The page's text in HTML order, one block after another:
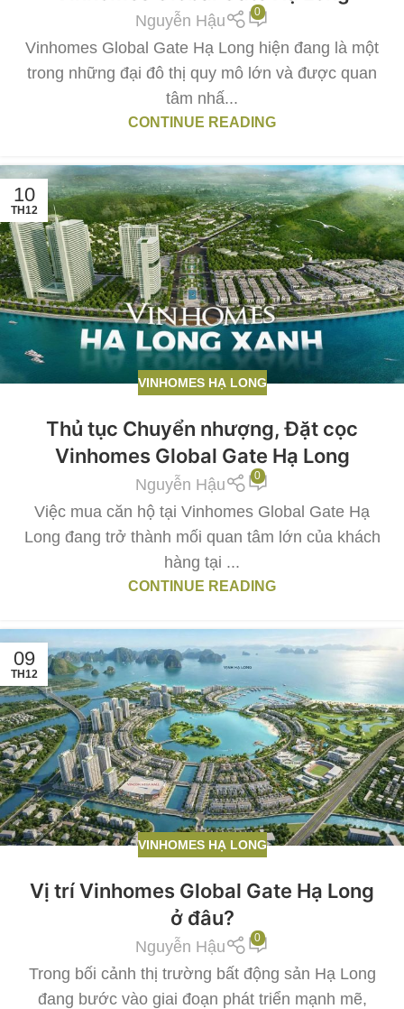
Nguyễn Hậu 0
Vinhomes Global Gate Hạ Long hiện đang là một
trong những đại đô thị quy mô lớn và được quan
tâm nhấ...
CONTINUE READING
10
TH12
VINHOMES HẠ LONG
Thủ tục Chuyển nhượng, Đặt cọc
Vinhomes Global Gate Hạ Long
Nguyễn Hậu 0
Việc mua căn hộ tại Vinhomes Global Gate Hạ
Long đang trở thành mối quan tâm lớn của khách
hàng tại ...
CONTINUE READING
09
TH12
VINHOMES HẠ LONG
Vị trí Vinhomes Global Gate Hạ Long
ở đâu?
Nguyễn Hậu 0
Trong bối cảnh thị trường bất động sản Hạ Long
đang bước vào giai đoạn phát triển mạnh mẽ,